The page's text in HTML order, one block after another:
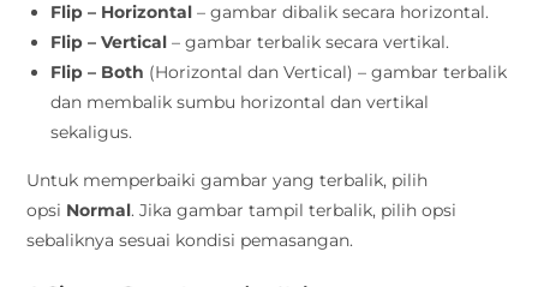
Flip – Horizontal – gambar dibalik secara horizontal.
Flip – Vertical – gambar terbalik secara vertikal.
Flip – Both (Horizontal dan Vertical) – gambar terbalik
dan membalik sumbu horizontal dan vertikal
sekaligus.
Untuk memperbaiki gambar yang terbalik, pilih
opsi Normal. Jika gambar tampil terbalik, pilih opsi
sebaliknya sesuai kondisi pemasangan.